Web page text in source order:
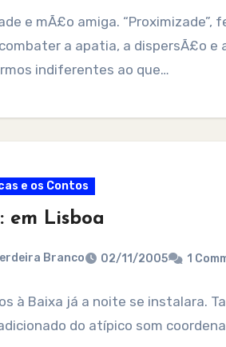
e mÃ£o amiga.
a apatia, a dispersÃ£o e
indiferentes ao que…
e os Contos
em Lisboa
Branco 02/11/2005 1
à Baixa já a noite se instalara.
do atípico som